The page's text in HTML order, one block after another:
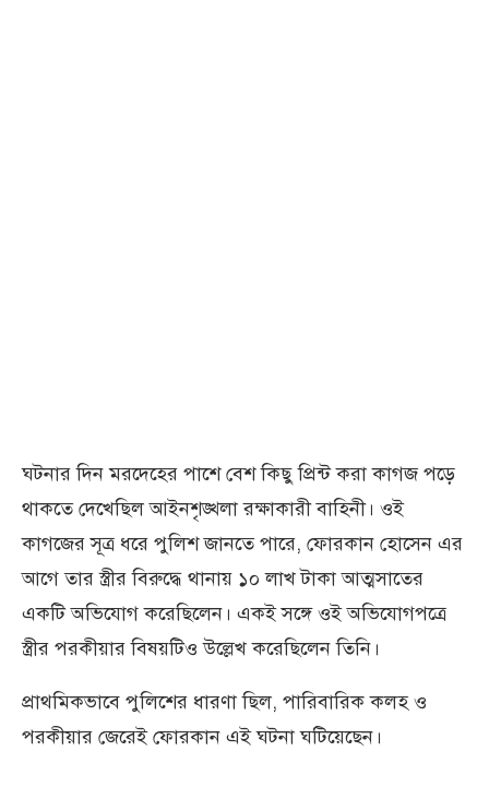
ঘটনার দিন মরদেহের পাশে বেশ কিছু প্রিন্ট করা কাগজ পড়ে
থাকতে দেখেছিল আইনশৃঙ্খলা রক্ষাকারী বাহিনী। ওই
কাগজের সূত্র ধরে পুলিশ জানতে পারে, ফোরকান হোসেন এর
আগে তার স্ত্রীর বিরুদ্ধে থানায় ১০ লাখ টাকা আত্মসাতের
একটি অভিযোগ করেছিলেন। একই সঙ্গে ওই অভিযোগপত্রে
স্ত্রীর পরকীয়ার বিষয়টিও উল্লেখ করেছিলেন তিনি।
প্রাথমিকভাবে পুলিশের ধারণা ছিল, পারিবারিক কলহ ও
পরকীয়ার জেরেই ফোরকান এই ঘটনা ঘটিয়েছেন।